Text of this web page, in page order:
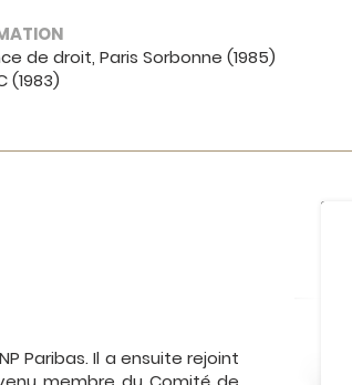
de droit, Paris Sorbonne (1985)
(1983)
Paribas. Il a ensuite rejoint